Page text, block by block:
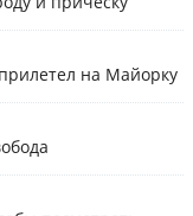
на Майорку